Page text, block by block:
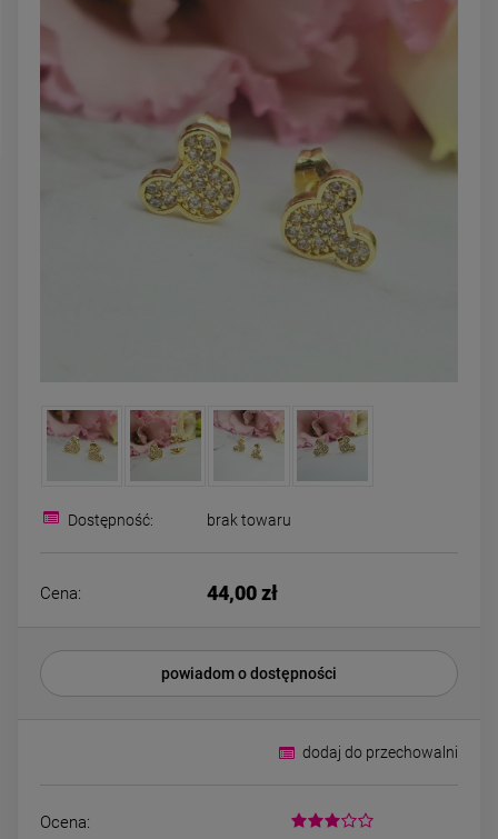
zobacz więcej
Kolczyki STAL
CHIRURGICZNA motylek
39,00 zł
CHIRURGICZNA
Dostępność: brak towaru
Cena: 44,00 zł
powiadom o dostępności
dodaj do przechowalni
Ocena: